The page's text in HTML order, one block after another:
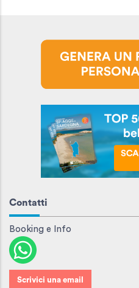
Contatti
Booking e Info
Scrivici una email